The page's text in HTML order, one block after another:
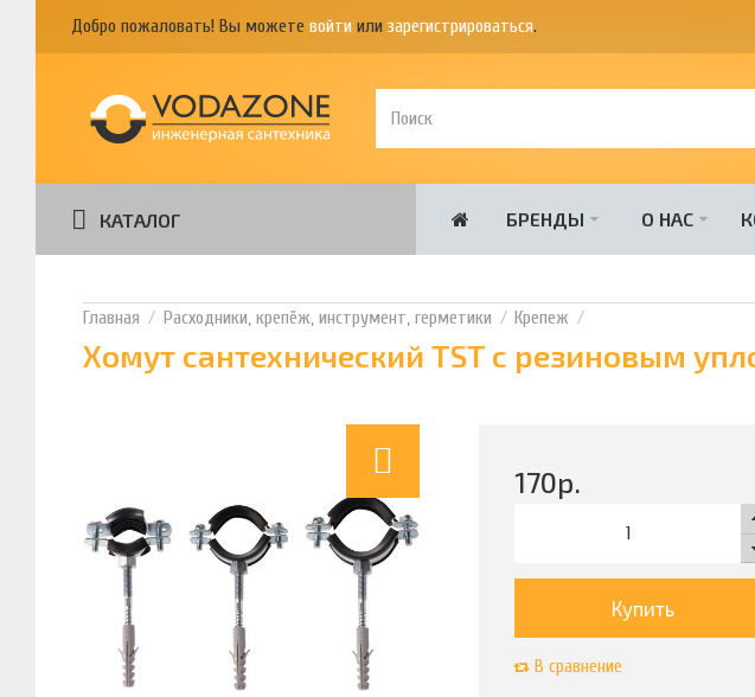
Добро пожаловать! Вы можете войти или зарегистрироваться.
КАТАЛОГ БРЕНДЫ О НАС
Расходники, крепёж, инструмент, герметики Крепеж
Хомут сантехнический TST с резиновым
170р.
Купить
В сравнение